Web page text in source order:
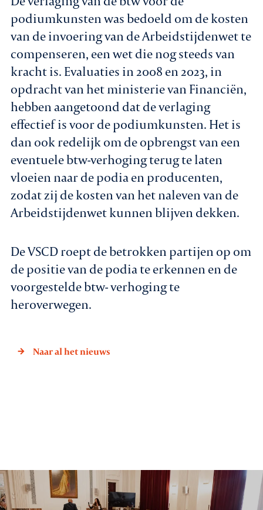
podiumkunsten was bedoeld om de kosten
van de invoering van de Arbeidstijdenwet te
compenseren, een wet die nog steeds van
kracht is. Evaluaties in 2008 en 2023, in
opdracht van het ministerie van Financiën,
hebben aangetoond dat de verlaging
effectief is voor de podiumkunsten. Het is
dan ook redelijk om de opbrengst van een
eventuele btw-verhoging terug te laten
vloeien naar de podia en producenten,
zodat zij de kosten van het naleven van de
Arbeidstijdenwet kunnen blijven dekken.
De VSCD roept de betrokken partijen op om
de positie van de podia te erkennen en de
voorgestelde btw- verhoging te
heroverwegen.
Naar al het nieuws